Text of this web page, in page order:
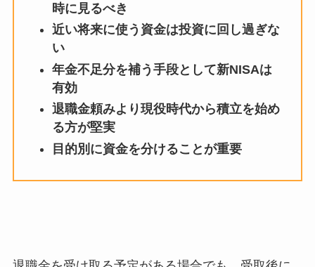
時に見るべき
近い将来に使う資金は投資に回し過ぎな
い
年金不足分を補う手段として新NISAは
有効
退職金頼みより現役時代から積立を始め
る方が堅実
目的別に資金を分けることが重要